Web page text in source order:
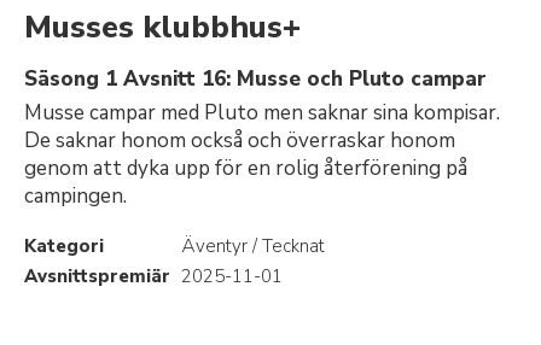
Musses klubbhus+
Säsong 1 Avsnitt 16: Musse och Pluto campar
Musse campar med Pluto men saknar sina kompisar.
De saknar honom också och överraskar honom
genom att dyka upp för en rolig återförening på
campingen.
Kategori
Äventyr / Tecknat
Avsnittspremiär 2025-11-01